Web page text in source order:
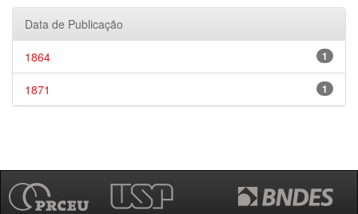
Data de Publicação
1
1864
1
1871